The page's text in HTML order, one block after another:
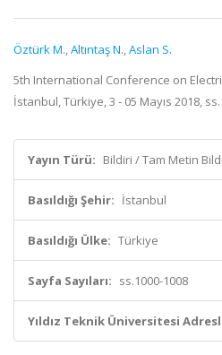
Öztürk M.,Altıntaş N.,Aslan S.
5th International Conference on
İstanbul, Türkiye, 3 - 05 Mayıs 2018,
Yayın Türü: Bildiri / Tam Metin
Basıldığı Şehir: İstanbul
Basıldığı Ülke: Türkiye
Sayfa Sayıları: ss.1000-1008
Yıldız Teknik Üniversitesi